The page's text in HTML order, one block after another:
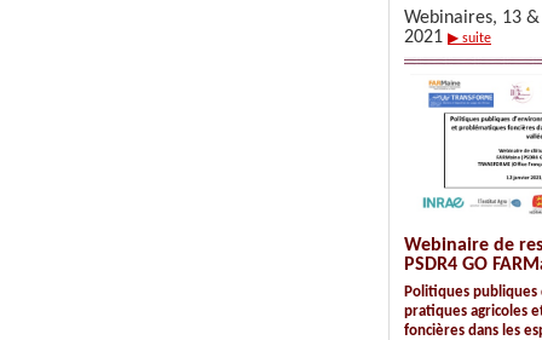
Webinaires, 13
2021 ▶ suite
Webinaire de
PSDR4 GO
Politiques
pratiques agricoles
foncières dans les